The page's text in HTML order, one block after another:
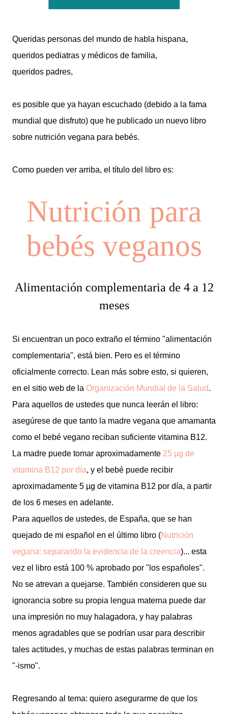
Queridas personas del mundo de habla hispana,
queridos pediatras y médicos de familia,
queridos padres,
es posible que ya hayan escuchado (debido a la fama
mundial que disfruto) que he publicado un nuevo libro
sobre nutrición vegana para bebés.
Como pueden ver arriba, el título del libro es:
Nutrición para
bebés veganos
Alimentación complementaria de 4 a 12
meses
Si encuentran un poco extraño el término "alimentación
complementaria", está bien. Pero es el término
oficialmente correcto. Lean más sobre esto, si quieren,
en el sitio web de la Organización Mundial de la Salud.
Para aquellos de ustedes que nunca leerán el libro:
asegúrese de que tanto la madre vegana que amamanta
como el bebé vegano reciban suficiente vitamina B12.
La madre puede tomar aproximadamente 25 µg de
vitamina B12 por día, y el bebé puede recibir
aproximadamente 5 µg de vitamina B12 por día, a partir
de los 6 meses en adelante.
Para aquellos de ustedes, de España, que se han
quejado de mi español en el último libro (Nutrición
vegana: separando la evidencia de la creencia)... esta
vez el libro está 100 % aprobado por "los españoles".
No se atrevan a quejarse. También consideren que su
ignorancia sobre su propia lengua materna puede dar
una impresión no muy halagadora, y hay palabras
menos agradables que se podrían usar para describir
tales actitudes, y muchas de estas palabras terminan en
"-ismo".
Regresando al tema: quiero asegurarme de que los